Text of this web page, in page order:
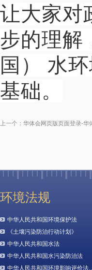
让大家对
步的理解
国） 水
基础。
上一个： 华体会网页版页面登录-华
环境法规
中华人民共和国环境保护法
《土壤污染防治行动计划》
中华人民共和国水法
中华人民共和国水污染防治法
中华人民共和国环境影响评价法